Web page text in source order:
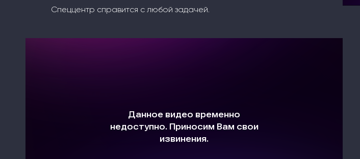
Спеццентр справится с любой задачей.